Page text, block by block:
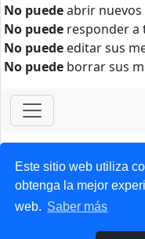
Este sitio web utiliza
obtenga la mejor
web. Saber más
No puedeabrir nuevos
No puede responder a
No puede editar sus
No puede borrar sus